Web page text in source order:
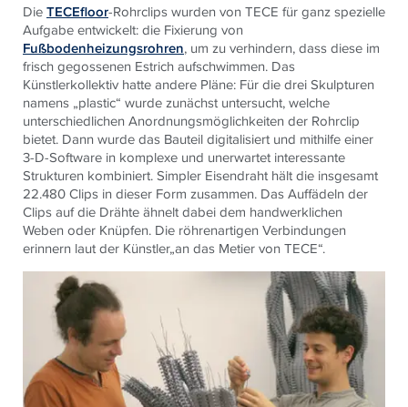
DieTECEfloor-Rohrclips wurden vonTECE für ganz spezielle
Aufgabe entwickelt: die Fixierung von
Fußbodenheizungsrohren, um zu verhindern, dass diese im
frisch gegossenen Estrich aufschwimmen. Das
Künstlerkollektiv hatte andere Pläne: Für die drei Skulpturen
namens „plastic“ wurde zunächst untersucht, welche
unterschiedlichen Anordnungsmöglichkeiten der Rohrclip
bietet. Dann wurde das Bauteil digitalisiert und mithilfe einer
3-D-Software in komplexe und unerwartet interessante
Strukturen kombiniert. Simpler Eisendraht hält die insgesamt
22.480 Clips in dieser Form zusammen. Das Auffädeln der
Clips auf die Drähte ähnelt dabei dem handwerklichen
Weben oder Knüpfen. Die röhrenartigen Verbindungen
erinnern laut der Künstler„an das Metier vonTECE“.